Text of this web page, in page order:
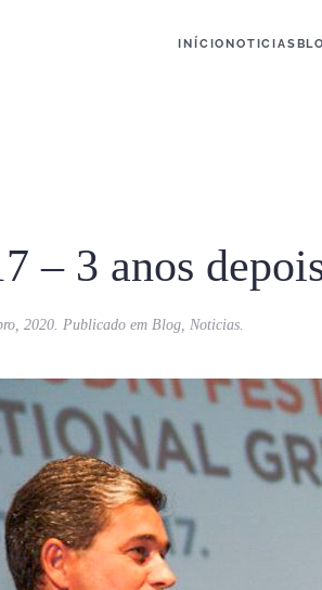
INÍCIONOTICIAS
– 3 anos
2020. Publicado em Blog, Noticias.